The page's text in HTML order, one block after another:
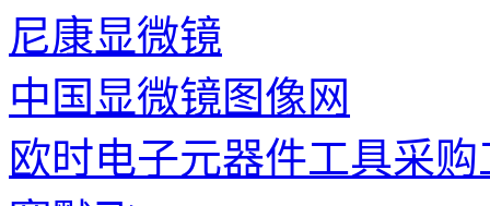
尼康显微镜
中国显微镜图像网
欧时电子元器件工具采购